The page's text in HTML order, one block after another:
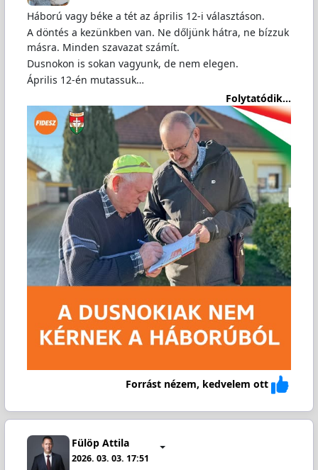
Háború vagy béke a tét az április 12-i választáson.
A döntés a kezünkben van. Ne dőljünk hátra, ne bízzuk
másra. Minden szavazat számít.
Dusnokon is sokan vagyunk, de nem elegen.
Április 12-én mutassuk…
Folytatódik...
Forrást nézem, kedvelem ott
Fülöp Attila
2026. 03. 03. 17:51